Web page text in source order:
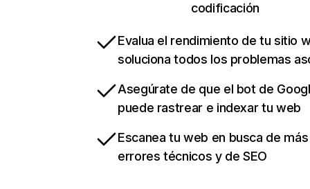
codificación
Evalua el rendimiento de tu sitio
soluciona todos los problemas
Asegúrate de que el bot de
puede rastrear e indexar tu web
Escanea tu web en busca de
errores técnicos y de SEO